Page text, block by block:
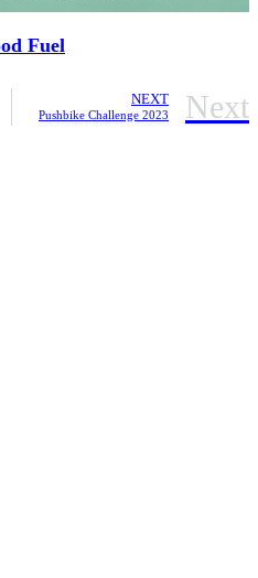
Fuel
NEXT
Pushbike Challenge 2023 Next